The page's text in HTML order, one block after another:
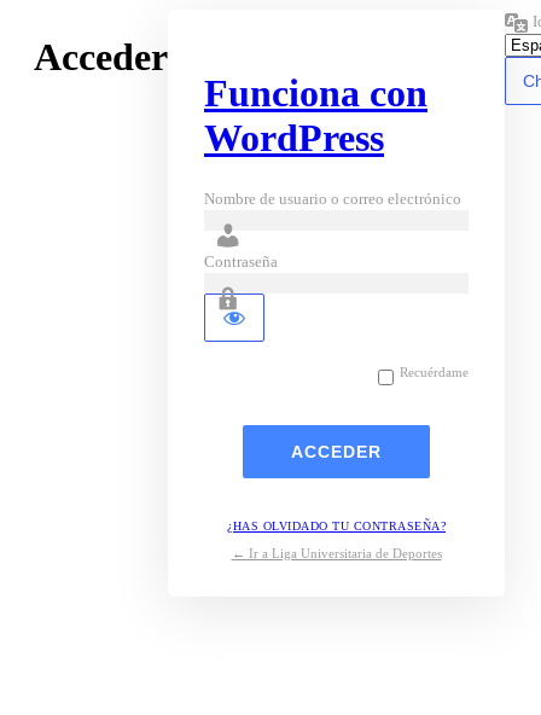
Acceder
Funciona con
WordPress
Nombre de usuario o correo electrónico
Contraseña
Recuérdame
¿HAS OLVIDADO TU CONTRASEÑA?
← Ir a Liga Universitaria de Deportes